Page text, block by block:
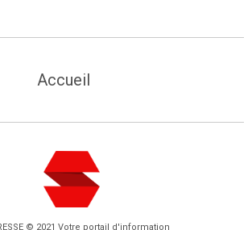
Accueil
© 2021 Votre portail d'information